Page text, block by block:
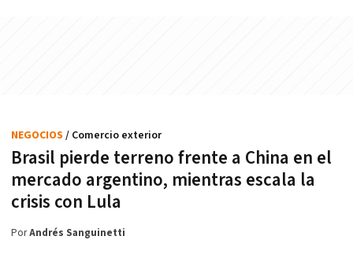
Brasil pierde terreno frente a China en el
mercado argentino, mientras escala la
crisis con Lula
NEGOCIOS / Comercio exterior
PorAndrés Sanguinetti